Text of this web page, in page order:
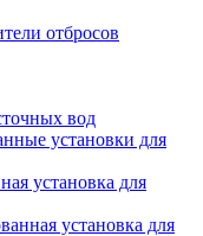
отбросов
вод
установки для
установка для
установка для